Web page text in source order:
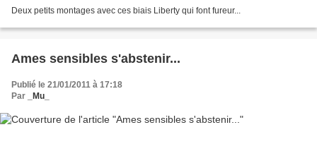
Deux petits montages avec ces biais Liberty qui font fureur...
Ames sensibles s'abstenir...
Publié le 21/01/2011 à 17:18
Par
_Mu_